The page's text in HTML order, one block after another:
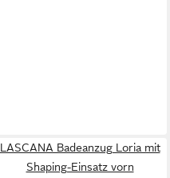
LASCANA Badeanzug Loria mit
Shaping-Einsatz vorn